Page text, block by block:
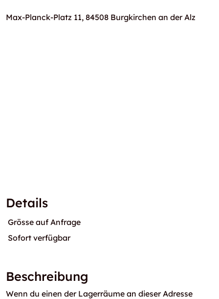
Max-Planck-Platz 11, 84508 Burgkirchen an der Alz
Details
Grösse auf Anfrage
Sofort verfügbar
Beschreibung
Wenn du einen der Lagerräume an dieser Adresse